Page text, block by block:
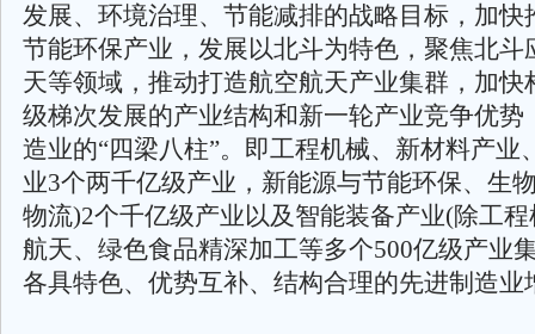
发展、环境治理、节能减排的战略目标，加快
节能环保产业，发展以北斗为特色，聚焦北斗
天等领域，推动打造航空航天产业集群，加快
级梯次发展的产业结构和新一轮产业竞争优势
造业的“四梁八柱”。即工程机械、新材料产业
业3个两千亿级产业，新能源与节能环保、生
物流)2个千亿级产业以及智能装备产业(除工
航天、绿色食品精深加工等多个500亿级产业
各具特色、优势互补、结构合理的先进制造业